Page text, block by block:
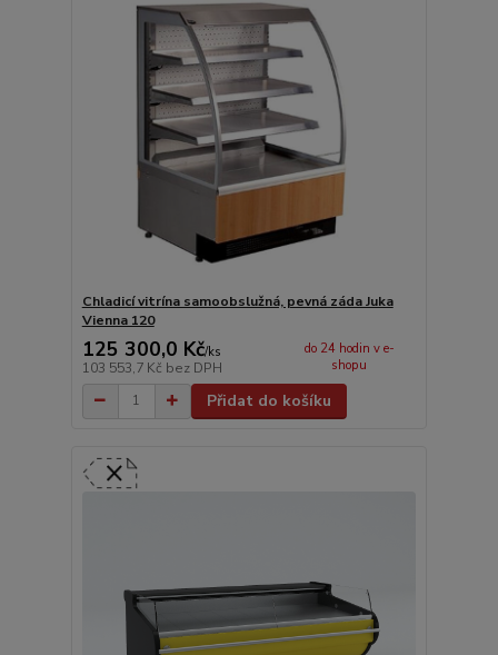
Chladicí vitrína samoobslužná, pevná záda Juka
Vienna 120
125 300,0 Kč/ks
103 553,7 Kč bez DPH
do 24 hodin v e-
shopu
Přidat do košíku